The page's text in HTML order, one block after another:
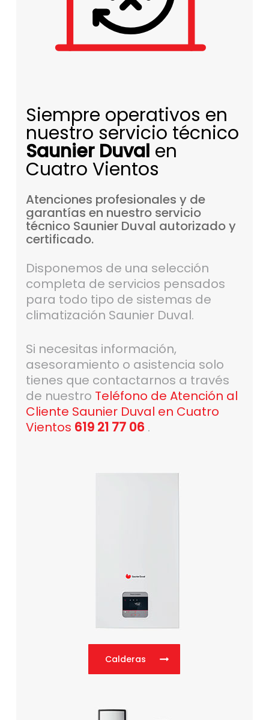
Siempre operativos en
nuestro servicio técnico
Saunier Duval en
Cuatro Vientos
Atenciones profesionales y de
garantías en nuestro servicio
técnico Saunier Duval autorizadoy
certificado.
Disponemos de una selección
completa de servicios pensados
para todo tipo de sistemas de
climatización Saunier Duval.
Si necesitas información,
asesoramiento o asistencia solo
tienes que contactarnos a través
de nuestro Teléfono de Atención al
Cliente Saunier Duval en Cuatro
Vientos 619 21 77 06 .
Calderas